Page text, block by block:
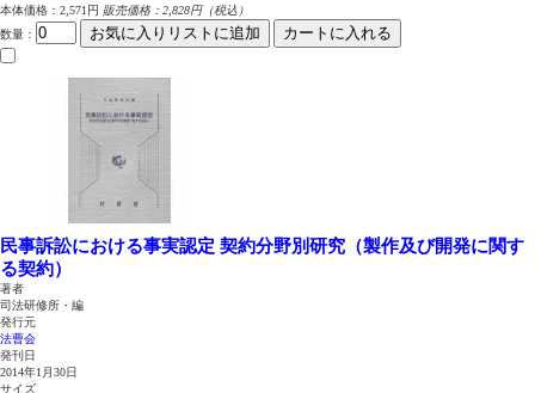
本体価格：2,571円 販売価格：2,828円（税込）
数量 ： お気に入りリストに追加 カートに入れる
民事訴訟における事実認定 契約分野別研究（製作及び開発に関す
る契約）
著者
司法研修所・編
発行元
法曹会
発刊日
2014年1月30日
サイズ